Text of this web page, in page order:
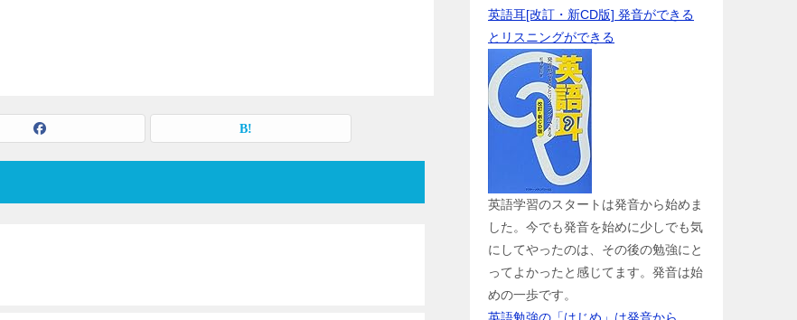
英語耳[改訂・新CD版] 発音ができる
とリスニングができる
英語学習のスタートは発音から始めま
した。今でも発音を始めに少しでも気
にしてやったのは、その後の勉強にと
ってよかったと感じてます。発音は始
めの一歩です。
英語勉強の「はじめ」は発音から